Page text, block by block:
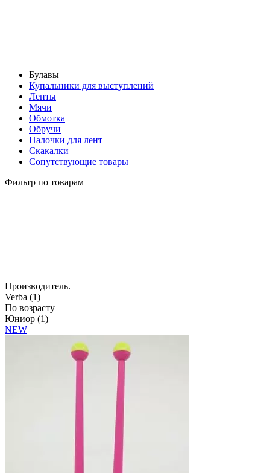
Булавы
Купальники для выступлений
Ленты
Мячи
Обмотка
Обручи
Палочки для лент
Скакалки
Сопутствующие товары
Фильтр по товарам
Производитель.
Verba (1)
По возрасту
Юниор (1)
NEW